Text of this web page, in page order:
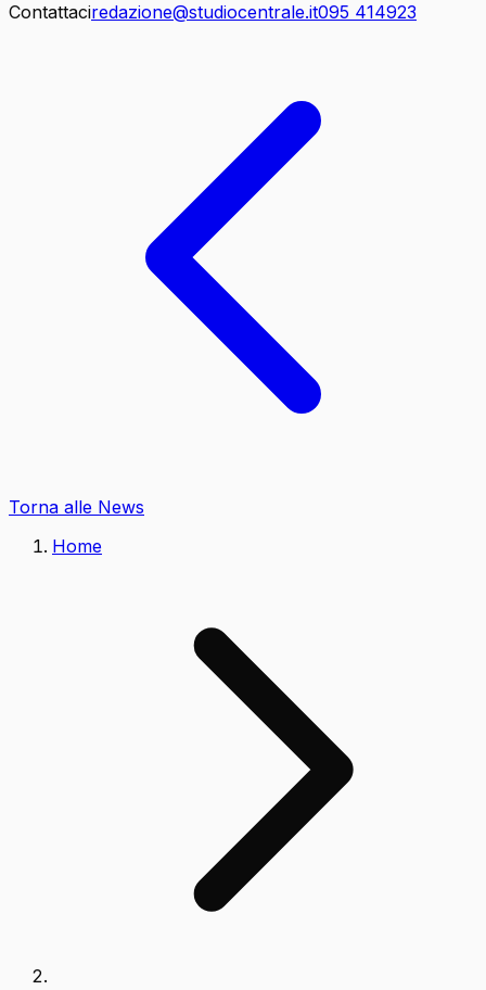
Contattaciredazione@studiocentrale.it095 414923
Torna alle News
Home